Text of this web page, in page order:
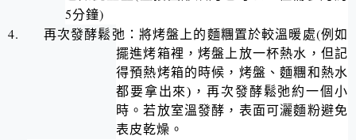
5分鐘)
4.
再次發酵鬆弛：將烤盤上的麵糰置於較溫暖處(例如
擺進烤箱裡，烤盤上放一杯熱水，但記
得預熱烤箱的時候，烤盤、麵糰和熱水
都要拿出來) ，再次發酵鬆弛約一個小
時。若放室溫發酵，表面可灑麵粉避免
表皮乾燥。